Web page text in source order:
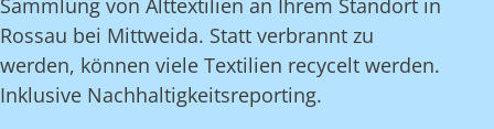
Sammlung von Alttextilien an Ihrem Standort in
Rossau bei Mittweida. Statt verbrannt zu
werden, können viele Textilien recycelt werden.
Inklusive Nachhaltigkeitsreporting.